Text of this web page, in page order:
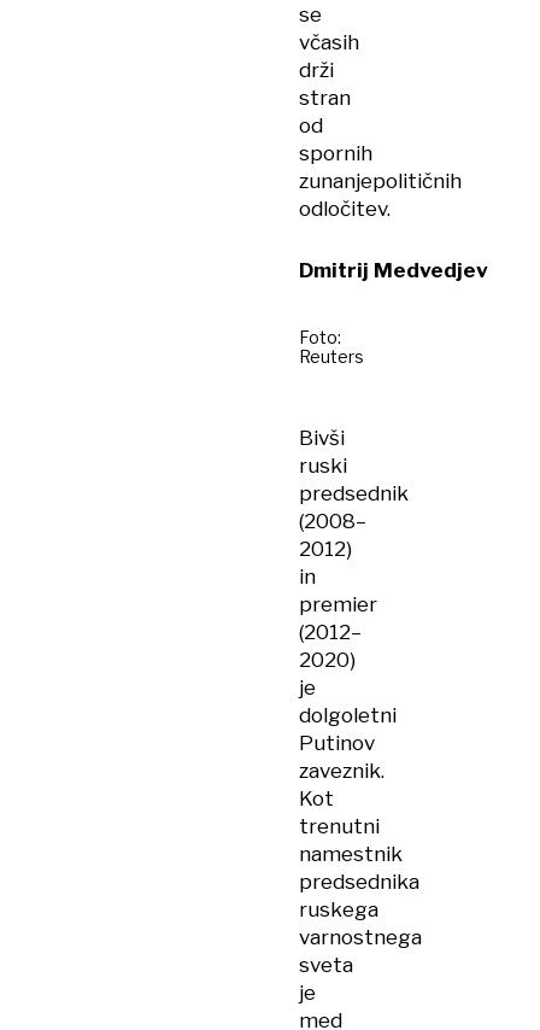
se
včasih
drži
stran
od
spornih
zunanjepolitičnih
odločitev.
Dmitrij Medvedjev
Foto:
Reuters
Bivši
ruski
predsednik
(2008–
2012)
in
premier
(2012–
2020)
je
dolgoletni
Putinov
zaveznik.
Kot
trenutni
namestnik
predsednika
ruskega
varnostnega
sveta
je
med